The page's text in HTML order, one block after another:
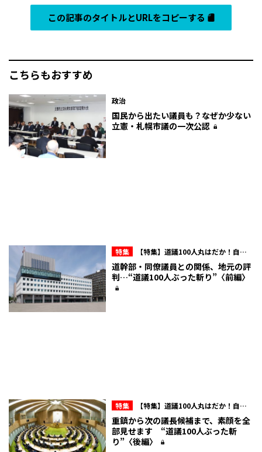
この記事のタイトルとURLをコピーする
こちらもおすすめ
政治
国民から出たい議員も？なぜか少ない
立憲・札幌市議の一次公認
特集
【特集】道議100人丸はだか！自民
会派内のマル秘情報を赤裸々に！北海道議
会“ここだけの話”
道幹部・同僚議員との関係、地元の評
判…“道議100人ぶった斬り”〈前編〉
特集
【特集】道議100人丸はだか！自民
会派内のマル秘情報を赤裸々に！北海道議
会“ここだけの話”
重鎮から次の議長候補まで、素顔を全
部見せます “道議100人ぶった斬
り”〈後編〉